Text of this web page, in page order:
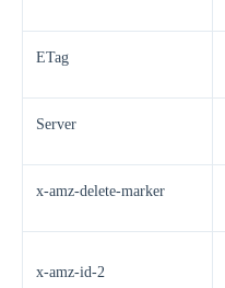
ETag
Server
x-amz-delete-marker
x-amz-id-2